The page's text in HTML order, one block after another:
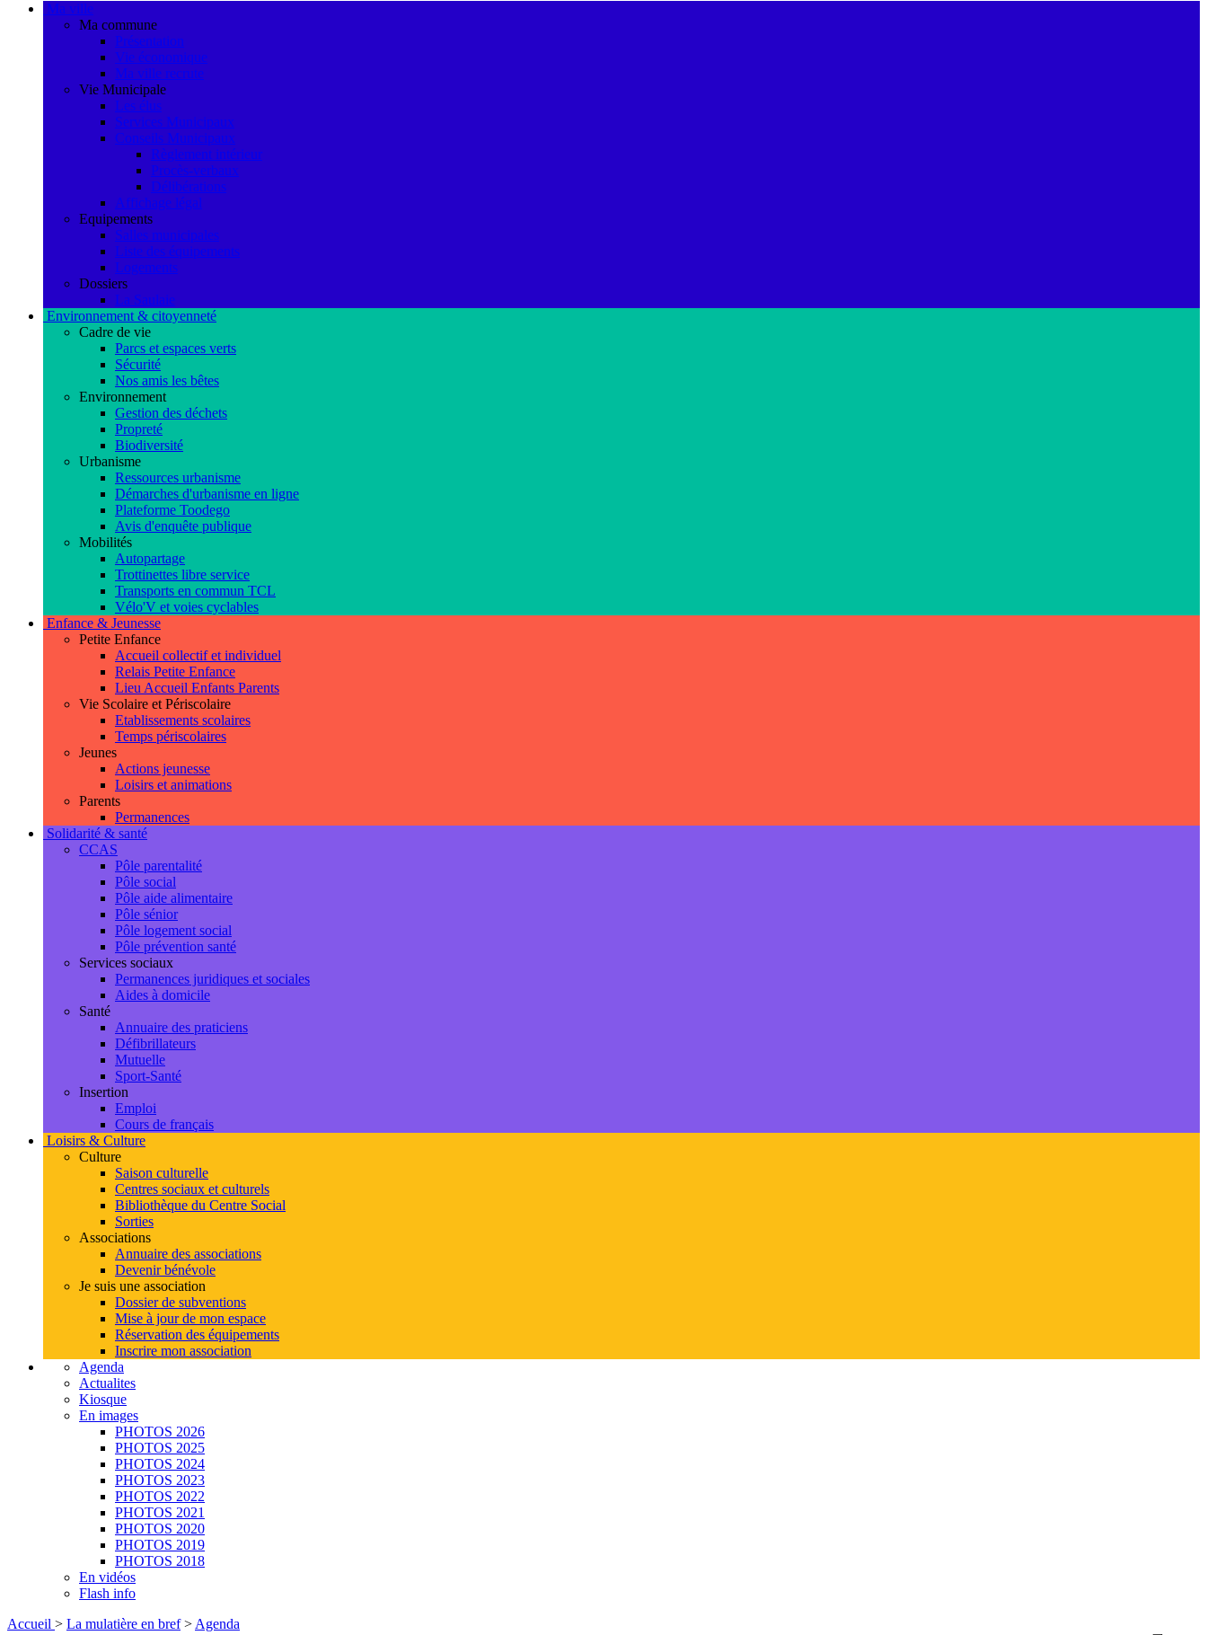
Ma ville
Ma commune
Présentation
Vie économique
Ma ville recrute
Vie Municipale
Les élus
Services Municipaux
Conseils Municipaux
Règlement intérieur
Procès-verbaux
Délibérations
Affichage légal
Equipements
Salles municipales
Liste des équipements
Logements
Dossiers
La Saulaie
Environnement & citoyenneté
Cadre de vie
Parcs et espaces verts
Sécurité
Nos amis les bêtes
Environnement
Gestion des déchets
Propreté
Biodiversité
Urbanisme
Ressources urbanisme
Démarches d'urbanisme en ligne
Plateforme Toodego
Avis d'enquête publique
Mobilités
Autopartage
Trottinettes libre service
Transports en commun TCL
Vélo'V et voies cyclables
Enfance & Jeunesse
Petite Enfance
Accueil collectif et individuel
Relais Petite Enfance
Lieu Accueil Enfants Parents
Vie Scolaire et Périscolaire
Etablissements scolaires
Temps périscolaires
Jeunes
Actions jeunesse
Loisirs et animations
Parents
Permanences
Solidarité & santé
CCAS
Pôle parentalité
Pôle social
Pôle aide alimentaire
Pôle sénior
Pôle logement social
Pôle prévention santé
Services sociaux
Permanences juridiques et sociales
Aides à domicile
Santé
Annuaire des praticiens
Défibrillateurs
Mutuelle
Sport-Santé
Insertion
Emploi
Cours de français
Loisirs & Culture
Culture
Saison culturelle
Centres sociaux et culturels
Bibliothèque du Centre Social
Sorties
Associations
Annuaire des associations
Devenir bénévole
Je suis une association
Dossier de subventions
Mise à jour de mon espace
Réservation des équipements
Inscrire mon association
Agenda
Actualites
Kiosque
En images
PHOTOS 2026
PHOTOS 2025
PHOTOS 2024
PHOTOS 2023
PHOTOS 2022
PHOTOS 2021
PHOTOS 2020
PHOTOS 2019
PHOTOS 2018
En vidéos
Flash info
Accueil > La mulatière en bref > Agenda